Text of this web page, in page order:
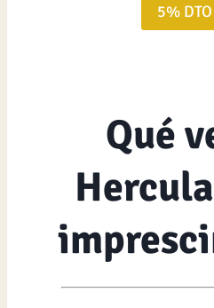
5%
Qué